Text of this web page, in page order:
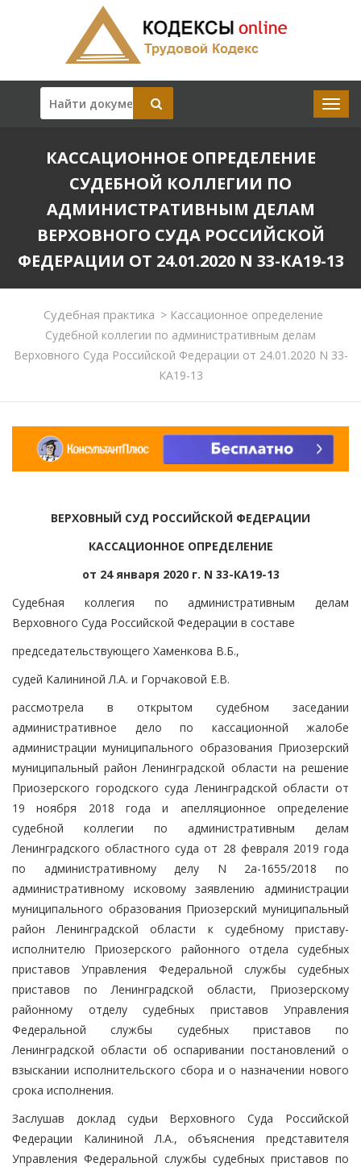
КАССАЦИОННОЕ ОПРЕДЕЛЕНИЕ
СУДЕБНОЙ КОЛЛЕГИИ ПО
АДМИНИСТРАТИВНЫМ ДЕЛАМ
ВЕРХОВНОГО СУДА РОССИЙСКОЙ
ФЕДЕРАЦИИ ОТ 24.01.2020 N 33-КА19-13
Судебная практика > Кассационное определение
Судебной коллегии по административным делам
Верховного Суда Российской Федерации от 24.01.2020 N 33-
КА19-13
ВЕРХОВНЫЙ СУД РОССИЙСКОЙ ФЕДЕРАЦИИ
КАССАЦИОННОЕ ОПРЕДЕЛЕНИЕ
от 24 января 2020 г. N 33-КА19-13
Судебная коллегия по административным делам
Верховного Суда Российской Федерации в составе
председательствующего Хаменкова В.Б.,
судей Калининой Л.А. и Горчаковой Е.В.
рассмотрела в открытом судебном заседании
административное дело по кассационной жалобе
администрации муниципального образования Приозерский
муниципальный район Ленинградской области на решение
Приозерского городского суда Ленинградской области от
19 ноября 2018 года и апелляционное определение
судебной коллегии по административным делам
Ленинградского областного суда от 28 февраля 2019 года
по административному делу N 2а-1655/2018 по
административному исковому заявлению администрации
муниципального образования Приозерский муниципальный
район Ленинградской области к судебному приставу-
исполнителю Приозерского районного отдела судебных
приставов Управления Федеральной службы судебных
приставов по Ленинградской области, Приозерскому
районному отделу судебных приставов Управления
Федеральной службы судебных приставов по
Ленинградской области об оспаривании постановлений о
взыскании исполнительского сбора и о назначении нового
срока исполнения.
Заслушав доклад судьи Верховного Суда Российской
Федерации Калининой Л.А., объяснения представителя
Управления Федеральной службы судебных приставов по